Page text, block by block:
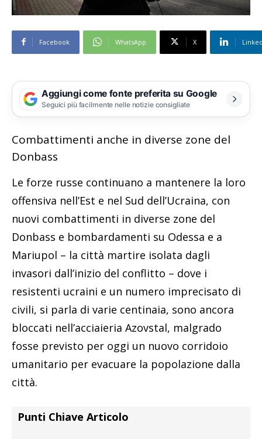
Facebook WhatsApp X
Aggiungi come fonte preferita su Google
Seguici più facilmente nelle notizie consigliate
Combattimenti anche in diverse zone del
Donbass
Le forze russe continuano a mantenere la loro
offensiva nell’Est e nel Sud dell’Ucraina, con
nuovi combattimenti in diverse zone del
Donbass e bombardamenti su Odessa e a
Mariupol – la città martire isolata dagli
invasori dall’inizio del conflitto – dove i
resistenti ucraini e un numero imprecisato di
civili, si parla di varie centinaia, sono ancora
bloccati nell’acciaieria Azovstal, malgrado
fosse previsto per oggi un nuovo corridoio
umanitario per evacuare la popolazione dalla
città.
Punti Chiave Articolo